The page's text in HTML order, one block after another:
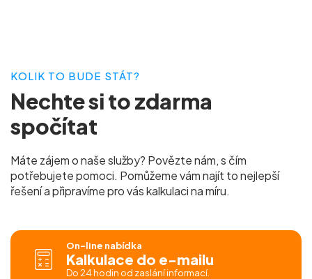
KOLIK TO BUDE STÁT?
Nechte si tozdarma
spočítat
Máte zájem o naše služby? Povězte nám, s čím
potřebujete pomoci. Pomůžeme vám najít to nejlepší
řešení a připravíme pro váskalkulaci na míru.
On-line nabídka
Kalkulace do e-mailu
Do 24 hodin od zaslání informací.